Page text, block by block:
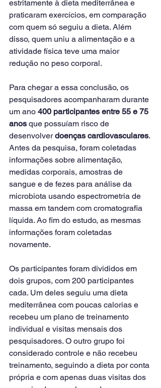
estritamente à dieta mediterrânea e
praticaram exercícios, em comparação
com quem só seguiu a dieta. Além
disso, quem uniu a alimentação e a
atividade física teve uma maior
redução no peso corporal.
Para chegar a essa conclusão, os
pesquisadores acompanharam durante
um ano 400 participantes entre 55 e 75
anos que possuíam risco de
desenvolver doenças cardiovasculares.
Antes da pesquisa, foram coletadas
informações sobre alimentação,
medidas corporais, amostras de
sangue e de fezes para análise da
microbiota usando espectrometria de
massa em tandem com cromatografia
líquida. Ao fim do estudo, as mesmas
informações foram coletadas
novamente.
Os participantes foram divididos em
dois grupos, com 200 participantes
cada. Um deles seguiu uma dieta
mediterrânea com poucas calorias e
recebeu um plano de treinamento
individual e visitas mensais dos
pesquisadores. O outro grupo foi
considerado controle e não recebeu
treinamento, seguindo a dieta por conta
própria e com apenas duas visitas dos